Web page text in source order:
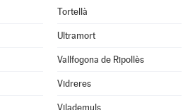
Tortellà
Ultramort
Vallfogona de Ripollès
Vidreres
Vilademuls